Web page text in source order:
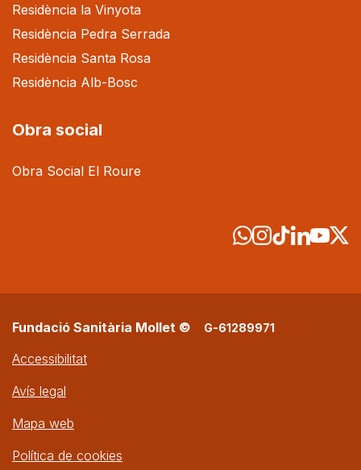
Residència la Vinyota
Residència Pedra Serrada
Residència Santa Rosa
Residència Alb-Bosc
Obra social
Obra Social El Roure
Fundació Sanitària Mollet © G-61289971
Accessibilitat
Avís legal
Mapa web
Política de cookies